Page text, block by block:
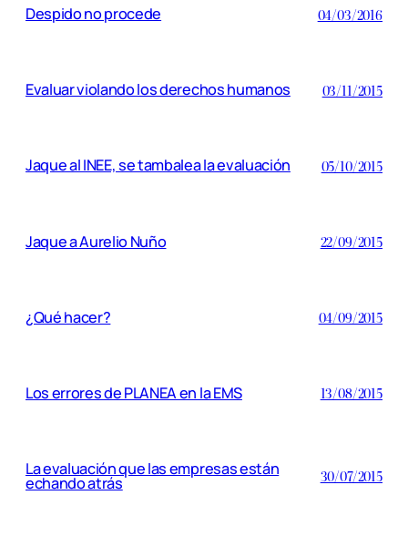
Despido no procede 04/03/2016
Evaluar violando los derechos humanos 03/11/2015
Jaque al INEE, se tambalea la evaluación 05/10/2015
Jaque a Aurelio Nuño 22/09/2015
¿Qué hacer? 04/09/2015
Los errores de PLANEA en la EMS 13/08/2015
La evaluación que las empresas están
echando atrás 30/07/2015